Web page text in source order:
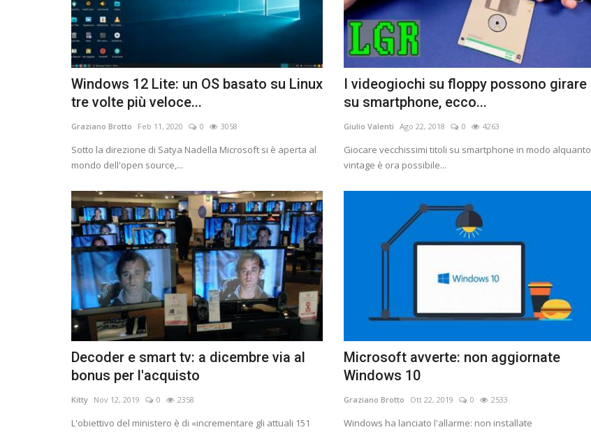
Windows 12 Lite: un OS basato su Linux
tre volte più veloce...
Graziano Brotto Feb 11, 2020 0 3058
Sotto la direzione di Satya Nadella Microsoft si è aperta al
mondo dell'open source,...
I videogiochi su floppy possono girare
su smartphone, ecco...
Giulio Valenti Ago 22, 2018 0 4263
Giocare vecchissimi titoli su smartphone in modo alquanto
vintage è ora possibile...
Decoder e smart tv: a dicembre via al
bonus per l'acquisto
Kitty Nov 12, 2019 0 2358
L'obiettivo del ministero è di «incrementare gli attuali 151
Microsoft avverte: non aggiornate
Windows 10
Graziano Brotto Ott 22, 2019 0 2533
Windows ha lanciato l'allarme: non installate